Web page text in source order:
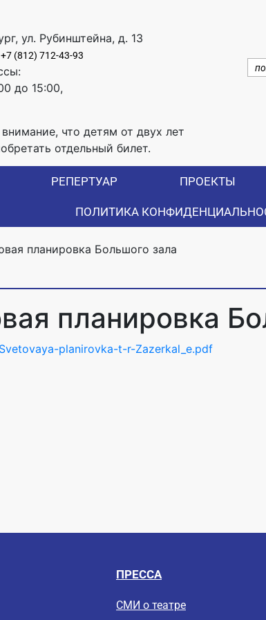
ул. Рубинштейна, д. 13
+7 (812) 712-43-93
до 15:00,
что детям от двух лет
отдельный билет.
РЕПЕРТУАР ПРОЕКТЫ
ПОЛИТИКА
планировка Большого зала
планировка
planirovka-t-r-Zazerkal_e.pdf
ПРЕССА
СМИ о театре